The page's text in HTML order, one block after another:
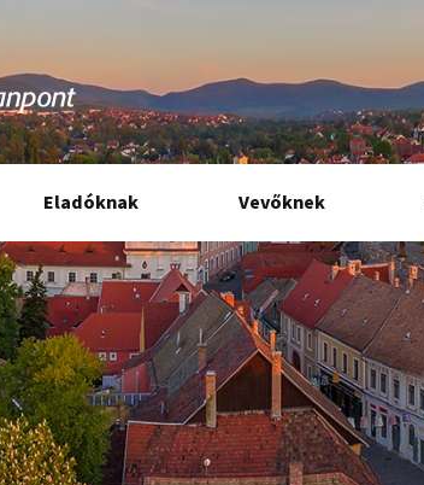
Eladóknak Vevőknek